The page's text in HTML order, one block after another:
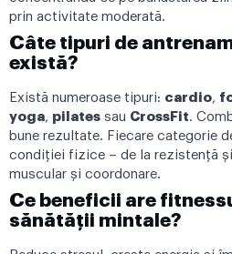
prin activitate moderată.
Câte tipuri de
există?
Există numeroase tipuri: cardio,
yoga, pilates sau CrossFit.
bune rezultate. Fiecare categorie
condiției fizice – de la rezistență
muscular și coordonare.
Ce beneficii are
sănătății mintale?